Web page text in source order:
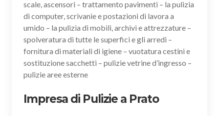
scale, ascensori – trattamento pavimenti – la pulizia
di computer, scrivanie e postazioni di lavora a
umido – la pulizia di mobili, archivi e attrezzature –
spolveratura di tutte le superfici e gli arredi –
fornitura di materiali di igiene – vuotatura cestini e
sostituzione sacchetti – pulizie vetrine d’ingresso –
pulizie aree esterne
Impresa di Pulizie a Prato